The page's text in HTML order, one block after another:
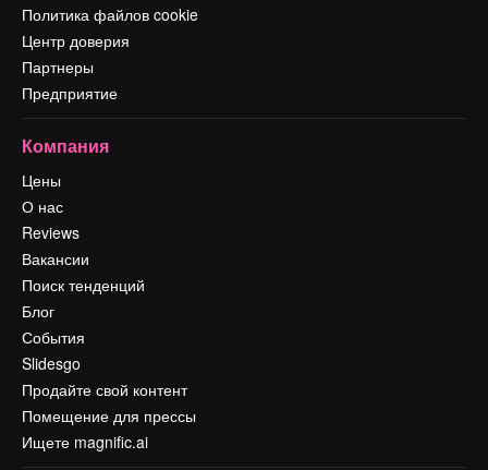
Политика файлов cookie
Центр доверия
Партнеры
Предприятие
Компания
Цены
О нас
Reviews
Вакансии
Поиск тенденций
Блог
События
Slidesgo
Продайте свой контент
Помещение для прессы
Ищете magnific.ai